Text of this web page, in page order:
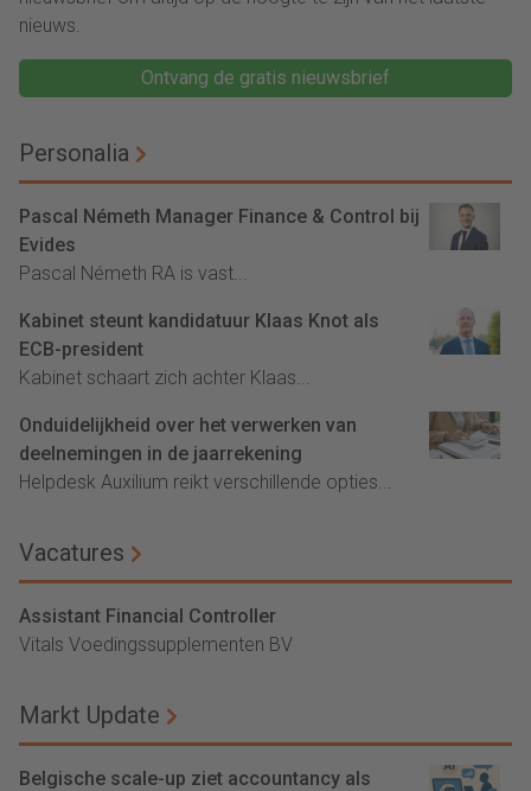
nieuws.
Ontvang de gratis nieuwsbrief
Personalia
Pascal Németh Manager Finance & Control bij
Evides
Pascal Németh RA is vast...
Kabinet steunt kandidatuur Klaas Knot als
ECB-president
Kabinet schaart zich achter Klaas...
Onduidelijkheid over het verwerken van
deelnemingen in de jaarrekening
Helpdesk Auxilium reikt verschillende opties...
Vacatures
Assistant Financial Controller
Vitals Voedingssupplementen BV
Markt Update
Belgische scale-up ziet accountancy als